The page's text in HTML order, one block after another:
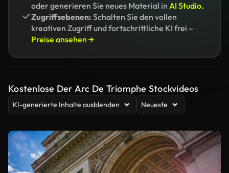
oder generieren Sie neues Material in AI Studio.
Zugriffsebenen: Schalten Sie den vollen
kreativen Zugriff und fortschrittliche KI frei –
Preise ansehen →
Kostenlose Der Arc De Triomphe Stockvideos
KI-generierte Inhalte ausblenden Neueste